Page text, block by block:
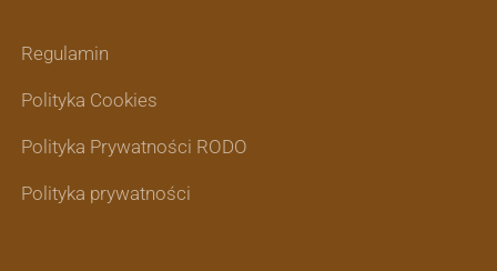
Regulamin
Polityka Cookies
Polityka Prywatności RODO
Polityka prywatności